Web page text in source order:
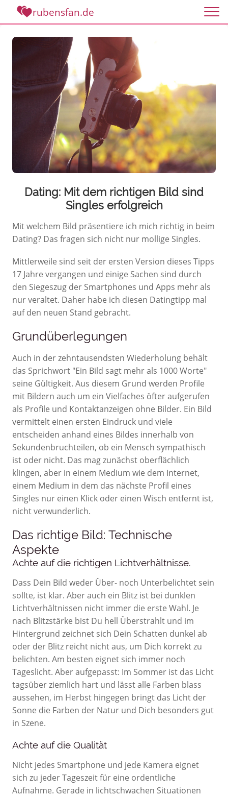
rubensfan.de
Dating: Mit dem richtigen Bild sind
Singles erfolgreich
Mit welchem Bild präsentiere ich mich richtig in beim
Dating? Das fragen sich nicht nur mollige Singles.
Mittlerweile sind seit der ersten Version dieses Tipps
17 Jahre vergangen und einige Sachen sind durch
den Siegeszug der Smartphones und Apps mehr als
nur veraltet. Daher habe ich diesen Datingtipp mal
auf den neuen Stand gebracht.
Grundüberlegungen
Auch in der zehntausendsten Wiederholung behält
das Sprichwort "Ein Bild sagt mehr als 1000 Worte"
seine Gültigkeit. Aus diesem Grund werden Profile
mit Bildern auch um ein Vielfaches öfter aufgerufen
als Profile und Kontaktanzeigen ohne Bilder. Ein Bild
vermittelt einen ersten Eindruck und viele
entscheiden anhand eines Bildes innerhalb von
Sekundenbruchteilen, ob ein Mensch sympathisch
ist oder nicht. Das mag zunächst oberflächlich
klingen, aber in einem Medium wie dem Internet,
einem Medium in dem das nächste Profil eines
Singles nur einen Klick oder einen Wisch entfernt ist,
nicht verwunderlich.
Das richtige Bild: Technische
Aspekte
Achte auf die richtigen Lichtverhältnisse.
Dass Dein Bild weder Über- noch Unterbelichtet sein
sollte, ist klar. Aber auch ein Blitz ist bei dunklen
Lichtverhältnissen nicht immer die erste Wahl. Je
nach Blitzstärke bist Du hell Überstrahlt und im
Hintergrund zeichnet sich Dein Schatten dunkel ab
oder der Blitz reicht nicht aus, um Dich korrekt zu
belichten. Am besten eignet sich immer noch
Tageslicht. Aber aufgepasst: Im Sommer ist das Licht
tagsüber ziemlich hart und lässt alle Farben blass
aussehen, im Herbst hingegen bringt das Licht der
Sonne die Farben der Natur und Dich besonders gut
in Szene.
Achte auf die Qualität
Nicht jedes Smartphone und jede Kamera eignet
sich zu jeder Tageszeit für eine ordentliche
Aufnahme. Gerade in lichtschwachen Situationen